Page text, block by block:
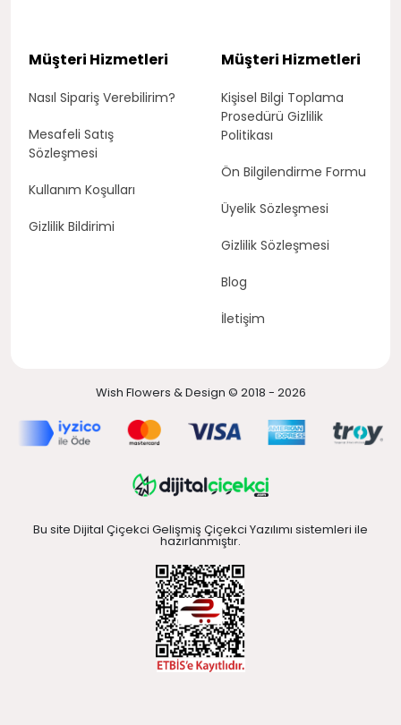
Müşteri Hizmetleri
Nasıl Sipariş Verebilirim?
Mesafeli Satış
Sözleşmesi
Kullanım Koşulları
Gizlilik Bildirimi
Müşteri Hizmetleri
Kişisel Bilgi Toplama
Prosedürü Gizlilik
Politikası
Ön Bilgilendirme Formu
Üyelik Sözleşmesi
Gizlilik Sözleşmesi
Blog
İletişim
Wish Flowers & Design © 2018 - 2026
Bu site Dijital Çiçekci Gelişmiş Çiçekci Yazılımı sistemleri ile
hazırlanmıştır.